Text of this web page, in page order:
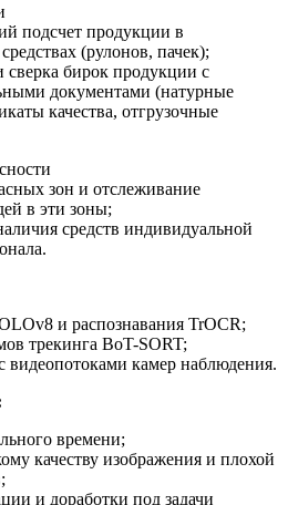
подсчет продукции в
(рулонов, пачек);
сверка бирок продукции с
документами (натурные
качества, отгрузочные
зон и отслеживание
в эти зоны;
средств индивидуальной
и распознавания TrOCR;
трекинга BoT-SORT;
видеопотоками камер наблюдения.
времени;
качеству изображения и плохой
и доработки под задачи